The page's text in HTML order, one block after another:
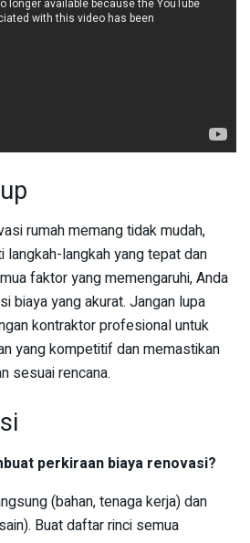
rumah memang tidak mudah,
langkah-langkah yang tepat dan
faktor yang memengaruhi, Anda
biaya yang akurat. Jangan lupa
kontraktor profesional untuk
yang kompetitif dan memastikan
sesuai rencana.
perkiraan biaya renovasi?
(bahan, tenaga kerja) dan
Buat daftar rinci semua